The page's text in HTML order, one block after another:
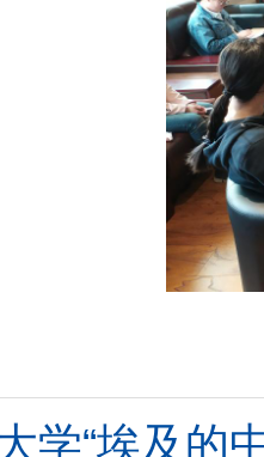
学“埃及的